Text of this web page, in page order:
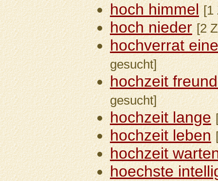
hoch himmel [1
hoch nieder [2
hochverrat
gesucht]
hochzeit
gesucht]
hochzeit lange
hochzeit leben
hochzeit
hoechste